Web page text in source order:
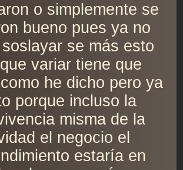
o simplemente se
bueno pues ya no
se más esto
variar tiene que
he dicho pero ya
porque incluso la
misma de la
el negocio el
estaría en